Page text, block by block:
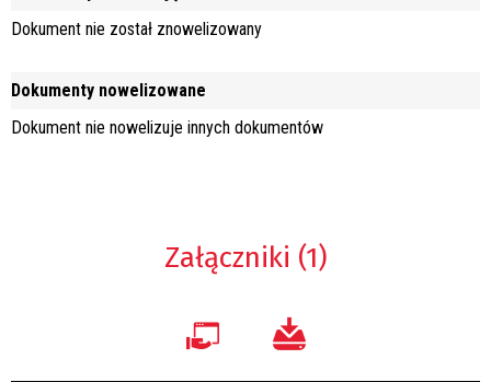
Dokument nie został znowelizowany
Dokumenty nowelizowane
Dokument nie nowelizuje innych dokumentów
Załączniki (1)